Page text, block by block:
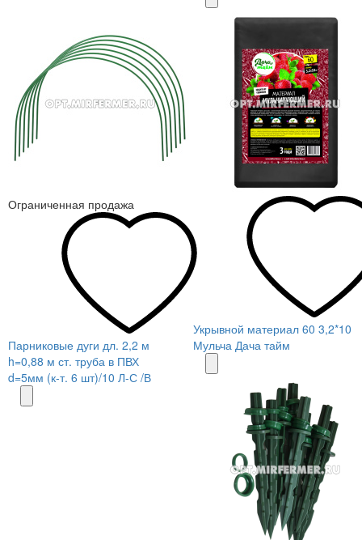
Ограниченная продажа
Парниковые дуги дл. 2,2 м
h=0,88 м ст. труба в ПВХ
d=5мм (к-т. 6 шт)/10 Л-С /В
Укрывной материал 60 3,2*10
Мульча Дача тайм